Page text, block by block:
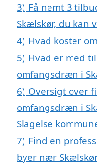
3) Få nemt 3
Skælskør, du kan
4) Hvad koster
5) Hvad er med
omfangsdræn i
6) Oversigt over
omfangsdræn i
Slagelse
7) Find en
byer nær